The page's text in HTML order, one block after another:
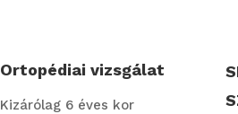
Ortopédiai vizsgálat
Kizárólag 6 éves kor